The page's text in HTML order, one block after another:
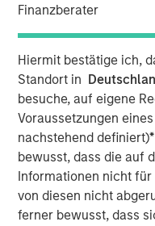
Finanzberater
Hiermit bestätige ich,
Standort in
besuche, auf eigene
Voraussetzungen eines
nachstehend definiert)*
bewusst, dass die auf
Informationen nicht für
von diesen nicht
ferner bewusst, dass
Dan Callahan, CFA
This report
and retire shares
is relevant for
think carefully